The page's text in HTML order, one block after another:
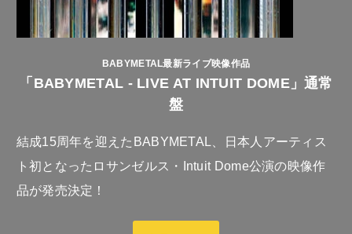
BABYMETAL最新ライブ映像作品
「BABYMETAL - LIVE AT INTUIT DOME」通常
盤
結成15周年を迎えたBABYMETAL、日本人アーティス
ト初となったロサンゼルス・Intuit Dome公演の映像作
品が発売決定！